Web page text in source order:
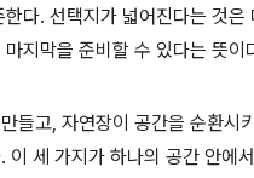
다. 선택지가 넓어진다는 것은
지막을 준비할 수 있다는 뜻이
들고, 자연장이 공간을 순환시
이 세 가지가 하나의 공간 안에